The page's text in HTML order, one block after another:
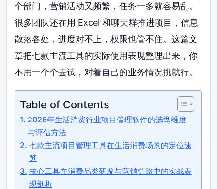
个部门，营销活动又频繁，任务一多就容易乱。
很多团队还在用 Excel 和聊天群推进项目，信息
散落各处，进度对不上，权限也管不住。这篇文
章把七款主流工具的实际使用表现整理出来，你
不用一个个去试，对着自己的业务情况挑就行。
Table of Contents
2026年生活消费行业项目管理软件的选型维度
与评估方法
七款主流项目管理工具在生活消费场景的定位速
览
核心工具在消费品类研发与营销链路中的实战表
现剖析